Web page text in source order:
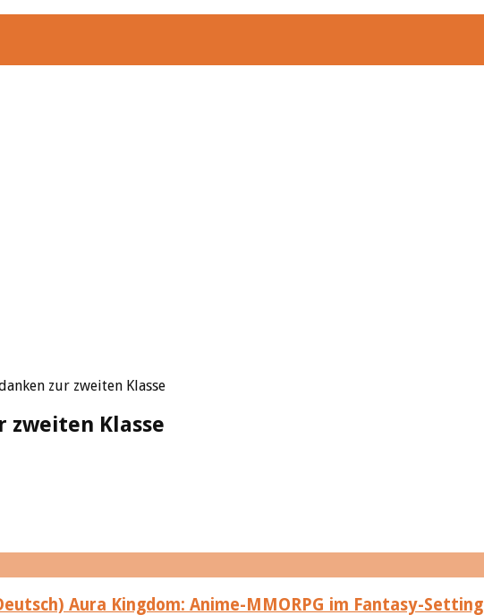
zur zweiten Klasse
zweiten Klasse
Aura Kingdom: Anime-MMORPG im Fantasy-Setting